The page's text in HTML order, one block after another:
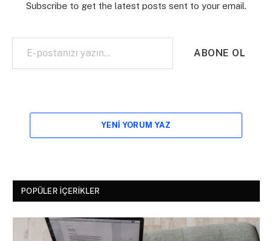
Subscribe to get the latest posts sent to your email.
E-postanızı yazın…
ABONE OL
YENI YORUM YAZ
POPÜLER İÇERIKLER